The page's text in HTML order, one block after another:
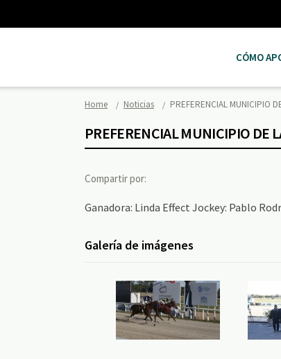
CÓMO
Home Noticias PREFERENCIAL MUNICIPIO
PREFERENCIAL MUNICIPIO DE
Compartir por:
Ganadora: Linda Effect Jockey: Pablo
Galería de imágenes